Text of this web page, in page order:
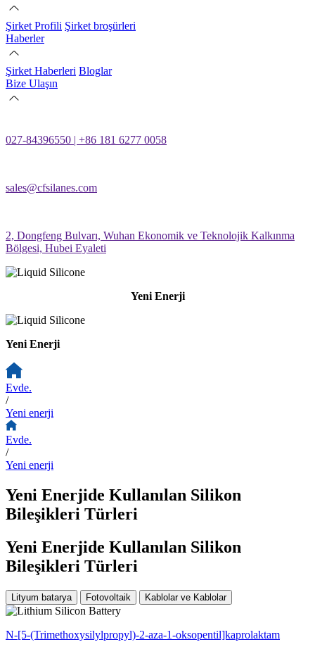
Şirket Profili Şirket broşürleri
Haberler
Şirket Haberleri Bloglar
Bize Ulaşın
027-84396550 | +86 181 6277 0058
sales@cfsilanes.com
2, Dongfeng Bulvarı, Wuhan Ekonomik ve Teknolojik Kalkınma
Bölgesi, Hubei Eyaleti
Yeni Enerji
Yeni Enerji
Evde.
/
Yeni enerji
Evde.
/
Yeni enerji
Yeni Enerjide Kullanılan Silikon
Bileşikleri Türleri
Yeni Enerjide Kullanılan Silikon
Bileşikleri Türleri
Lityum batarya Fotovoltaik Kablolar ve Kablolar
N-[5-(Trimethoxysilylpropyl)-2-aza-1-oksopentil]kaprolaktam